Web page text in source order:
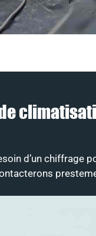
d’un chiffrage